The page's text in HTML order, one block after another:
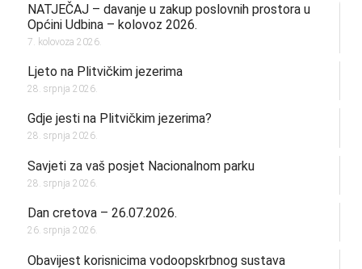
NATJEČAJ – davanje u zakup poslovnih prostora u
Općini Udbina – kolovoz 2026.
7. kolovoza 2026.
Ljeto na Plitvičkim jezerima
28. srpnja 2026.
Gdje jesti na Plitvičkim jezerima?
28. srpnja 2026.
Savjeti za vaš posjet Nacionalnom parku
28. srpnja 2026.
Dan cretova – 26.07.2026.
26. srpnja 2026.
Obavijest korisnicima vodoopskrbnog sustava